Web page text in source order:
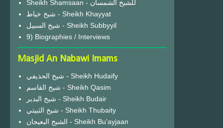
Sheikh Shamsaan - للشيخ الشمسان
شيخ خياط - Sheikh Khayyat
شيخ السبيل - Sheikh Subbyyil
9) Biographies / Interviews
Masjid An Nabawi Imams
شيخ الحذيفي - Sheikh Hudaify
شيخ القاسم - Sheikh Qasim
شيخ البدير - Sheikh Budair
شيخ الثبيتي - Sheikh Thubaity
الشيخ البعيجان - Sheikh Bu'ayjaan